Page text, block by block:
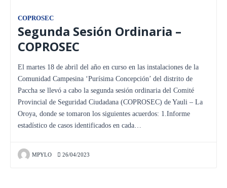
COPROSEC
Segunda Sesión Ordinaria –
COPROSEC
El martes 18 de abril del año en curso en las instalaciones de la
Comunidad Campesina ‘Purísima Concepción’ del distrito de
Paccha se llevó a cabo la segunda sesión ordinaria del Comité
Provincial de Seguridad Ciudadana (COPROSEC) de Yauli – La
Oroya, donde se tomaron los siguientes acuerdos: 1.Informe
estadístico de casos identificados en cada…
MPYLO 26/04/2023